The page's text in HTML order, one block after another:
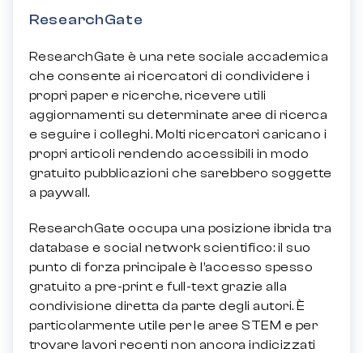
ResearchGate
ResearchGate è una rete sociale accademica
che consente ai ricercatori di condividere i
propri paper e ricerche, ricevere utili
aggiornamenti su determinate aree di ricerca
e seguire i colleghi. Molti ricercatori caricano i
propri articoli rendendo accessibili in modo
gratuito pubblicazioni che sarebbero soggette
a paywall.
ResearchGate occupa una posizione ibrida tra
database e social network scientifico: il suo
punto di forza principale è l’accesso spesso
gratuito a pre-print e full-text grazie alla
condivisione diretta da parte degli autori. È
particolarmente utile per le aree STEM e per
trovare lavori recenti non ancora indicizzati